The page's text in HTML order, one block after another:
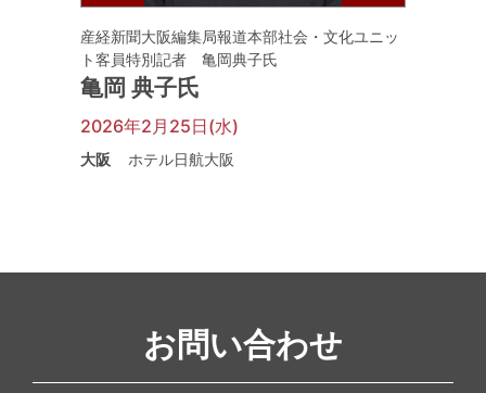
産経新聞大阪編集局報道本部社会・文化ユニッ
ト客員特別記者 亀岡典子氏
亀岡 典子氏
2026年2月25日(水)
大阪 ホテル日航大阪
お問い合わせ